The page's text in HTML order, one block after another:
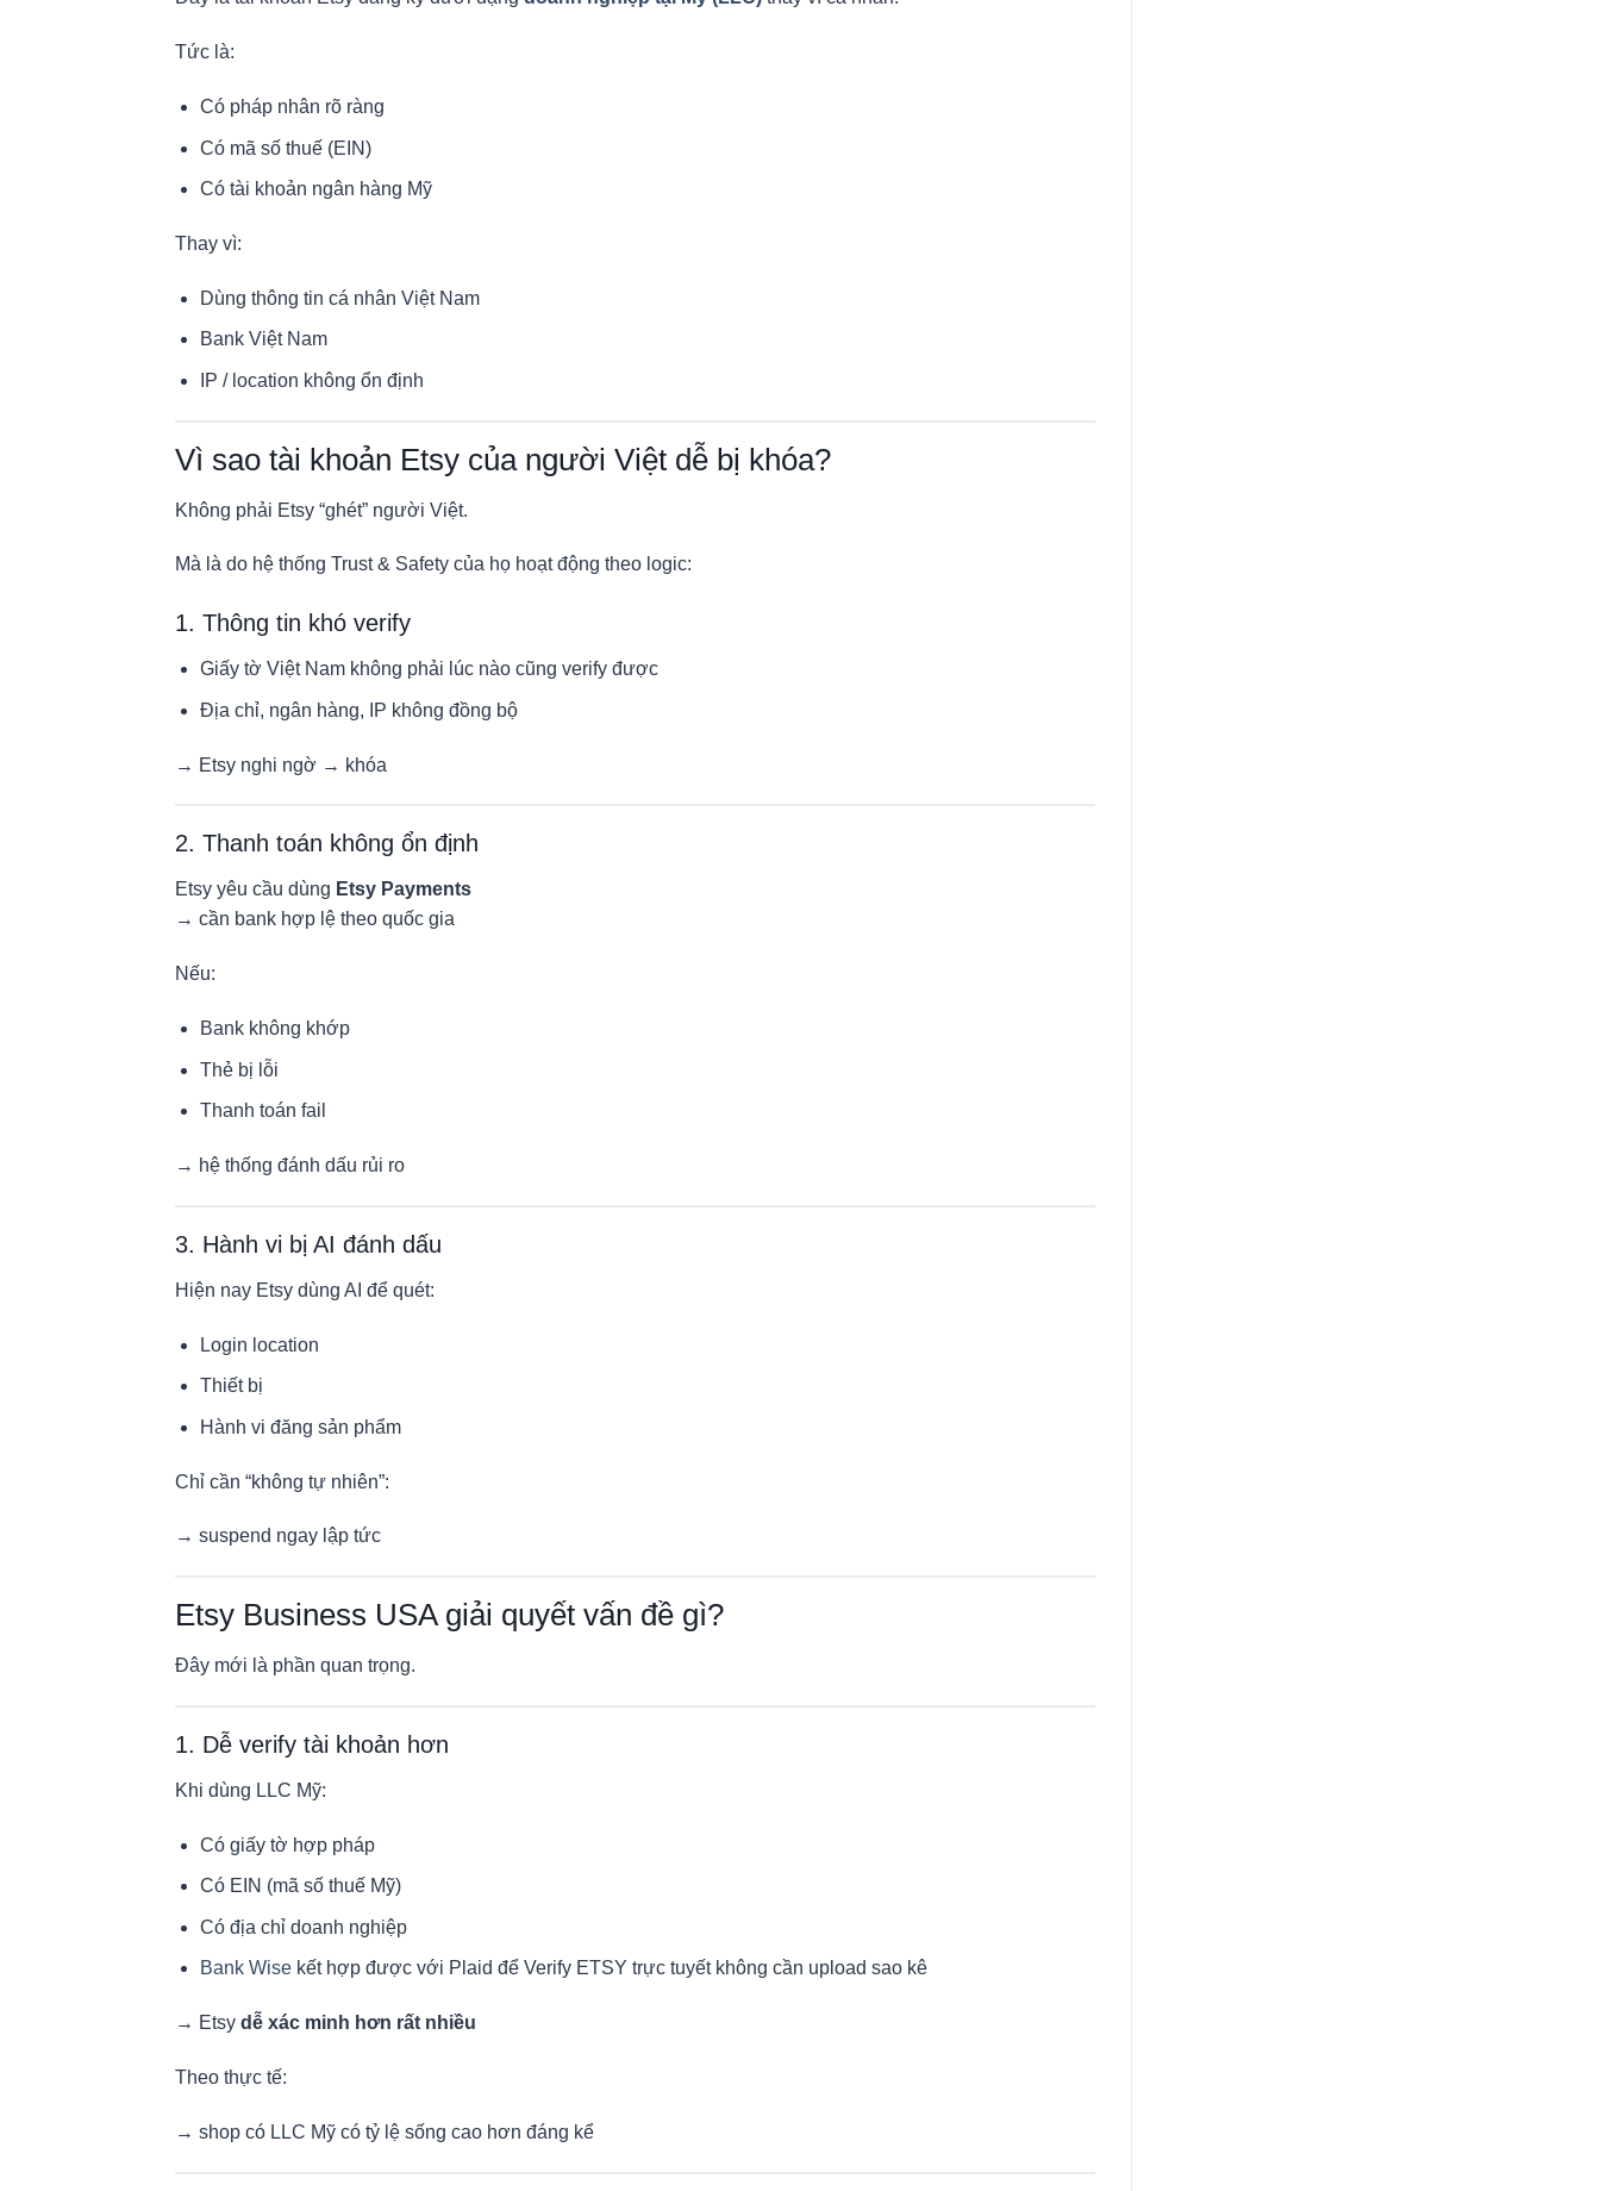
Tức là:
Có pháp nhân rõ ràng
Có mã số thuế (EIN)
Có tài khoản ngân hàng Mỹ
Thay vì:
Dùng thông tin cá nhân Việt Nam
Bank Việt Nam
IP / location không ổn định
Vì sao tài khoản Etsy của người Việt dễ bị khóa?
Không phải Etsy “ghét” người Việt.
Mà là do hệ thống Trust & Safety của họ hoạt động theo logic:
1. Thông tin khó verify
Giấy tờ Việt Nam không phải lúc nào cũng verify được
Địa chỉ, ngân hàng, IP không đồng bộ
→ Etsy nghi ngờ → khóa
2. Thanh toán không ổn định
Etsy yêu cầu dùng Etsy Payments
→ cần bank hợp lệ theo quốc gia
Nếu:
Bank không khớp
Thẻ bị lỗi
Thanh toán fail
→ hệ thống đánh dấu rủi ro
3. Hành vi bị AI đánh dấu
Hiện nay Etsy dùng AI để quét:
Login location
Thiết bị
Hành vi đăng sản phẩm
Chỉ cần “không tự nhiên”:
→ suspend ngay lập tức
Etsy Business USA giải quyết vấn đề gì?
Đây mới là phần quan trọng.
1. Dễ verify tài khoản hơn
Khi dùng LLC Mỹ:
Có giấy tờ hợp pháp
Có EIN (mã số thuế Mỹ)
Có địa chỉ doanh nghiệp
Bank Wisekết hợp được với Plaid để Verify ETSY trực tuyết không cần upload sao kê
→ Etsy dễ xác minh hơn rất nhiều
Theo thực tế:
→ shop có LLC Mỹ có tỷ lệ sống cao hơn đáng kể